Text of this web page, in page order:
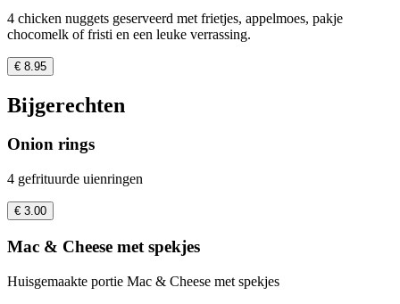
4 chicken nuggets geserveerd met frietjes, appelmoes, pakje
chocomelk of fristi en een leuke verrassing.
€ 8.95
Bijgerechten
Onion rings
4 gefrituurde uienringen
€ 3.00
Mac & Cheese met spekjes
Huisgemaakte portie Mac & Cheese met spekjes